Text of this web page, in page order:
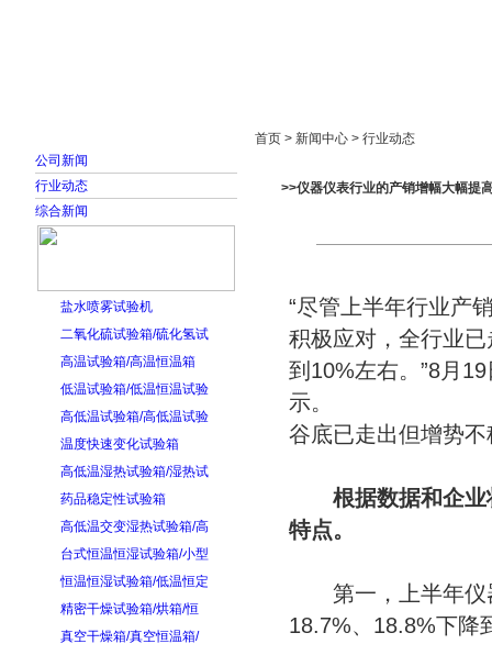
公司新闻
行业动态
综合新闻
盐水喷雾试验机
二氧化硫试验箱/硫化氢试
高温试验箱/高温恒温箱
低温试验箱/低温恒温试验
高低温试验箱/高低温试验
温度快速变化试验箱
高低温湿热试验箱/湿热试
药品稳定性试验箱
高低温交变湿热试验箱/高
台式恒温恒湿试验箱/小型
恒温恒湿试验箱/低温恒定
精密干燥试验箱/烘箱/恒
真空干燥箱/真空恒温箱/
首页 > 新闻中心 > 行业动态
>>仪器仪表行业的产销增幅大幅提
“尽管上半年行业产
积极应对，全行业
到10%左右。”8月
示。
谷底已走出但增势
根据数据和企
特点。
第一，上半年仪
18.7%、18.8%下降